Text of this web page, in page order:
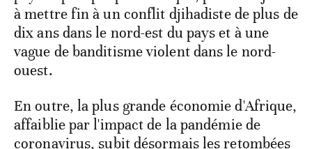
à mettre fin à un conflit djihadiste de plus de
dix ans dans le nord-est du pays et à une
vague de banditisme violent dans le nord-
ouest.
En outre, la plus grande économie d'Afrique,
affaiblie par l'impact de la pandémie de
coronavirus, subit désormais les retombées